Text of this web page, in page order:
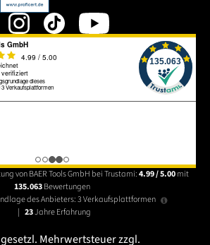
von BAER Tools GmbH bei Trustami:4.99 / 5.00mit
135.063Bewertungen
des Anbieters: 3 Verkaufsplattformen
| 23Jahre Erfahrung
Mehrwertsteuer zzgl.